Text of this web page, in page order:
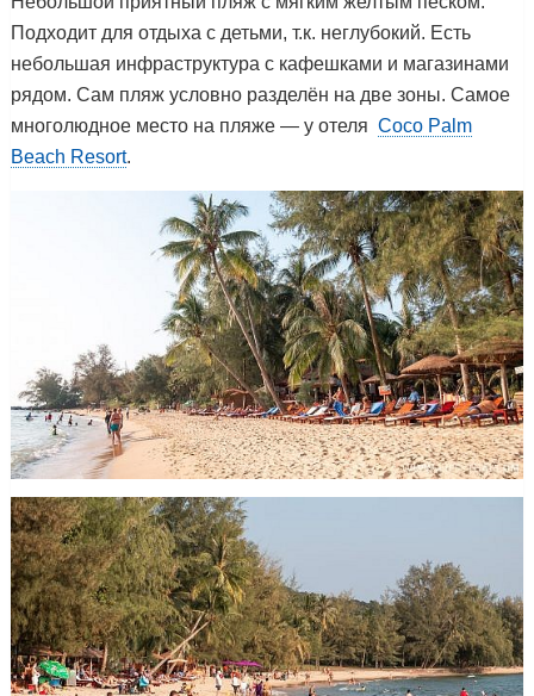
Подходит для отдыха с детьми, т.к. неглубокий. Есть
небольшая инфраструктура с кафешками и магазинами
рядом. Сам пляж условно разделён на две зоны. Самое
многолюдное место на пляже — у отеля Coco Palm
Beach Resort.